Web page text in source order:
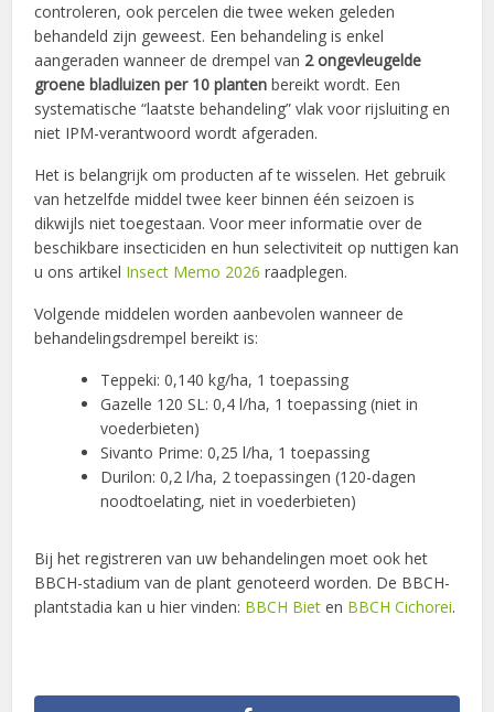
controleren, ook percelen die twee weken geleden
behandeld zijn geweest. Een behandeling is enkel
aangeraden wanneer de drempel van 2 ongevleugelde
groene bladluizen per 10 planten bereikt wordt. Een
systematische “laatste behandeling” vlak voor rijsluiting en
niet IPM-verantwoord wordt afgeraden.
Het is belangrijk om producten af te wisselen. Het gebruik
van hetzelfde middel twee keer binnen één seizoen is
dikwijls niet toegestaan. Voor meer informatie over de
beschikbare insecticiden en hun selectiviteit op nuttigen kan
u ons artikel Insect Memo 2026 raadplegen.
Volgende middelen worden aanbevolen wanneer de
behandelingsdrempel bereikt is:
Teppeki: 0,140 kg/ha, 1 toepassing
Gazelle 120 SL: 0,4 l/ha, 1 toepassing (niet in
voederbieten)
Sivanto Prime: 0,25 l/ha, 1 toepassing
Durilon: 0,2 l/ha, 2 toepassingen (120-dagen
noodtoelating, niet in voederbieten)
Bij het registreren van uw behandelingen moet ook het
BBCH-stadium van de plant genoteerd worden. De BBCH-
plantstadia kan u hier vinden: BBCH Biet en BBCH Cichorei.